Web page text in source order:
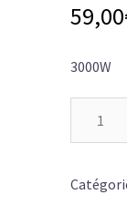
59,00
3000W
3000W